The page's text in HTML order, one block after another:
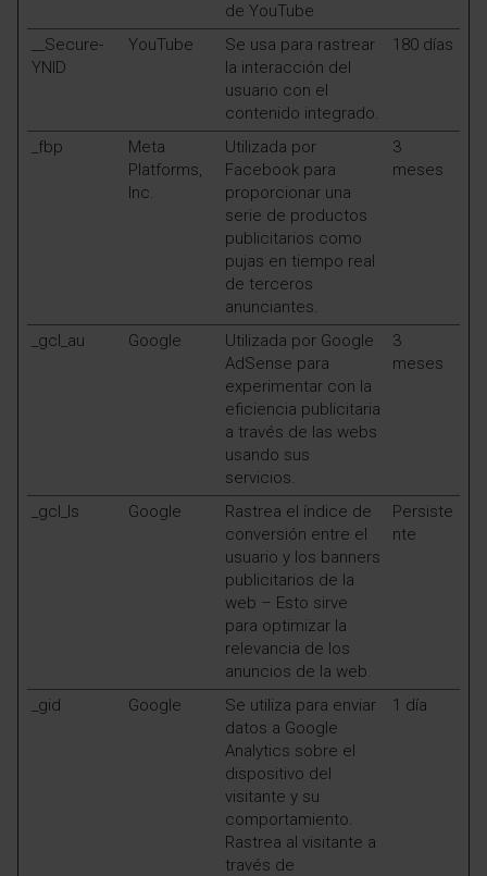
de YouTube
__Secure-
YNID
YouTube
Se usa para rastrear
la interacción del
usuario con el
contenido integrado.
180 días
_fbp
Meta
Platforms,
Inc.
Utilizada por
Facebook para
proporcionar una
serie de productos
publicitarios como
pujas en tiempo real
de terceros
anunciantes.
3
meses
_gcl_au Google
Utilizada por Google
AdSense para
experimentar con la
eficiencia publicitaria
a través de las webs
usando sus
servicios.
3
meses
_gcl_ls Google
Rastrea el índice de
conversión entre el
usuario y los banners
publicitarios de la
web – Esto sirve
para optimizar la
relevancia de los
anuncios de la web.
Persiste
nte
_gid Google
Se utiliza para enviar
datos a Google
Analytics sobre el
dispositivo del
visitante y su
comportamiento.
Rastrea al visitante a
través de
1 día